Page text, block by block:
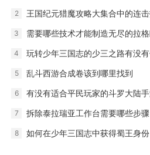
2
3
4
5 乱斗西游合成卷该到哪里找到
6
7 拆除泰拉瑞亚工作台需要哪些步骤
8 如何在少年三国志中获得蜀王身份